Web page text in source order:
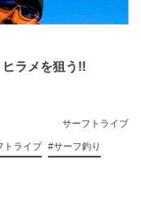
ラメを狙う!!
サーフトライブ
トライブ #サーフ釣り